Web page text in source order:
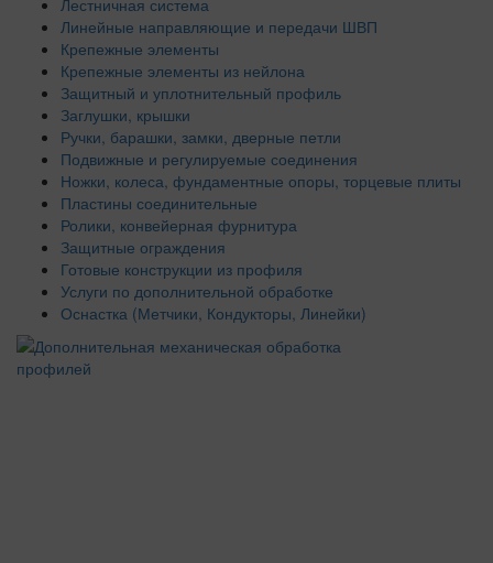
Линейные направляющие и передачи ШВП
Крепежные элементы
Крепежные элементы из нейлона
Защитный и уплотнительный профиль
Заглушки, крышки
Ручки, барашки, замки, дверные петли
Подвижные и регулируемые соединения
Ножки, колеса, фундаментные опоры, торцевые плиты
Пластины соединительные
Ролики, конвейерная фурнитура
Защитные ограждения
Готовые конструкции из профиля
Услуги по дополнительной обработке
Оснастка (Метчики, Кондукторы, Линейки)